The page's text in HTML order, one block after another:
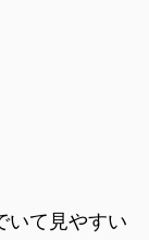
いて見やすい